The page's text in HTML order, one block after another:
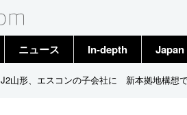
ニュース
トップ
In-depth Japan
J2山形、エスコンの子会社に 新本拠地構想